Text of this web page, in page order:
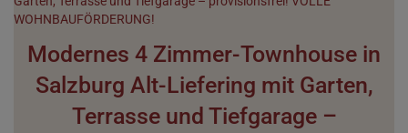
Modernes 4 Zimmer-Townhouse in
Salzburg Alt-Liefering mit Garten,
Terrasse und Tiefgarage –